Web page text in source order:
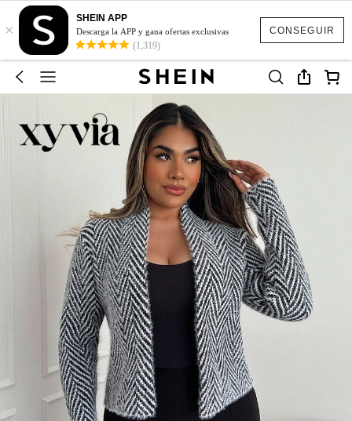
CONSEGUIR
×
SHEIN APP
Descarga la APP y gana ofertas exclusivas
(1,319)